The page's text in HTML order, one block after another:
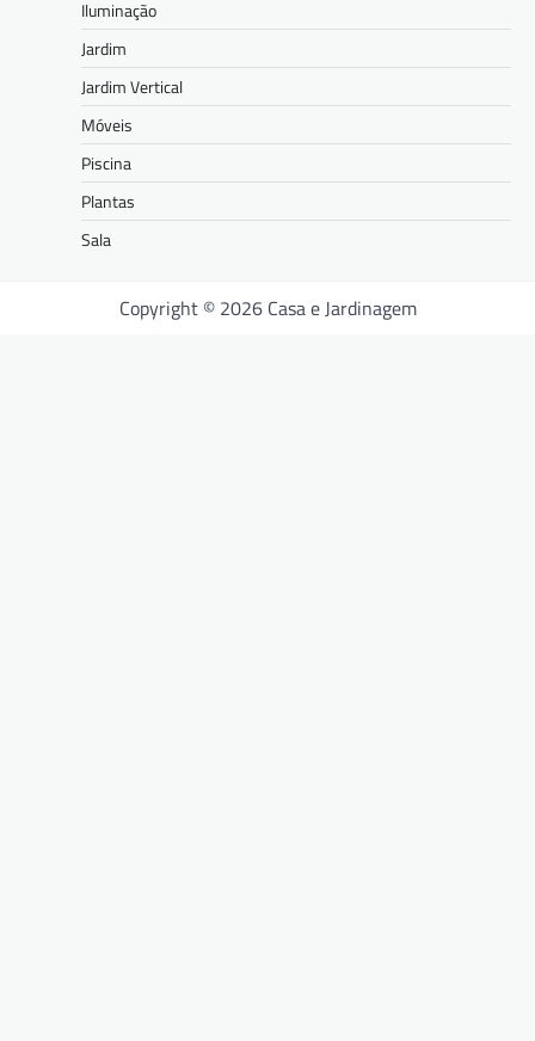
Iluminação
Jardim
Jardim Vertical
Móveis
Piscina
Plantas
Sala
Copyright © 2026 Casa e Jardinagem